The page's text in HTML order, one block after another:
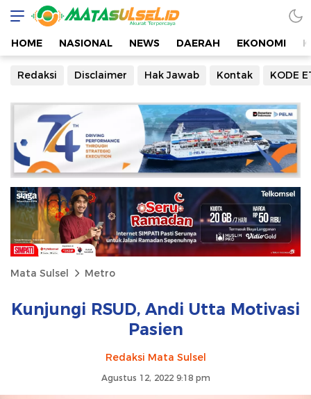
HOME NASIONAL NEWS DAERAH EKONOMI
Redaksi Disclaimer Hak Jawab Kontak KODE
Mata Sulsel Metro
Kunjungi RSUD, Andi Utta Motivasi
Pasien
Redaksi Mata Sulsel
Agustus 12, 2022 9:18 pm